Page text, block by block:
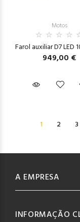
Motos
Farol auxiliar D7 LED
949,00 €
1 2 3
A EMPRESA
INFORMAÇÃO